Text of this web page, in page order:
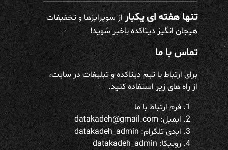
تنها هفته ای یکباراز سوپرایزها و تخفیفات
هیجان انگیز دیتاکده باخبر شوید!
تماس با ما
برای ارتباط با تیم دیتاکده و تبلیغات در سایت،
از راه های زیر استفاده کنید.
فرم ارتباط با ما
ایمیل: datakadeh@gmail.com
ایدی تلگرام:datakadeh_admin
روبیکا: datakadeh_admin